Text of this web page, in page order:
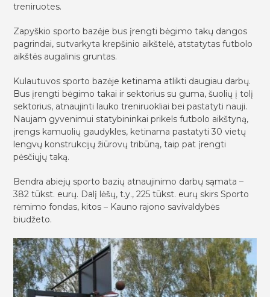
treniruotes.
Zapyškio sporto bazėje bus įrengti bėgimo takų dangos
pagrindai, sutvarkyta krepšinio aikštelė, atstatytas futbolo
aikštės augalinis gruntas.
Kulautuvos sporto bazėje ketinama atlikti daugiau darbų.
Bus įrengti bėgimo takai ir sektorius su guma, šuolių į tolį
sektorius, atnaujinti lauko treniruokliai bei pastatyti nauji.
Naujam gyvenimui statybininkai prikels futbolo aikštyną,
įrengs kamuolių gaudykles, ketinama pastatyti 30 vietų
lengvų konstrukcijų žiūrovų tribūną, taip pat įrengti
pėsčiųjų taką.
Bendra abiejų sporto bazių atnaujinimo darbų sąmata –
382 tūkst. eurų. Dalį lėšų, t.y., 225 tūkst. eurų skirs Sporto
rėmimo fondas, kitos – Kauno rajono savivaldybės
biudžeto.